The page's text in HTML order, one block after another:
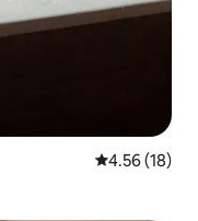
평점 4.56점
4.56 (18)